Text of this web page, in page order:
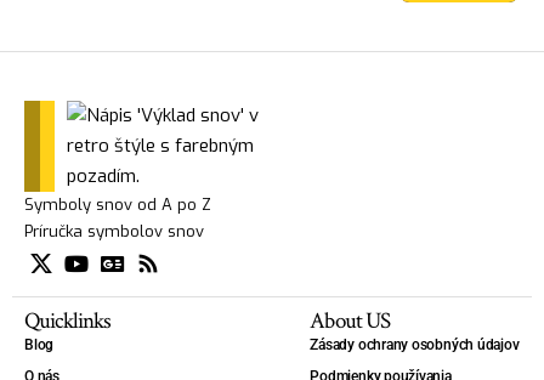
Symboly snov od A po Z
Príručka symbolov snov
Quicklinks
Blog
O nás
About US
Zásady ochrany osobných údajov
Podmienky používania